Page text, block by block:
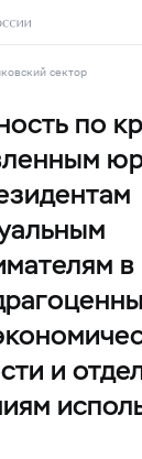
сектор
по
и